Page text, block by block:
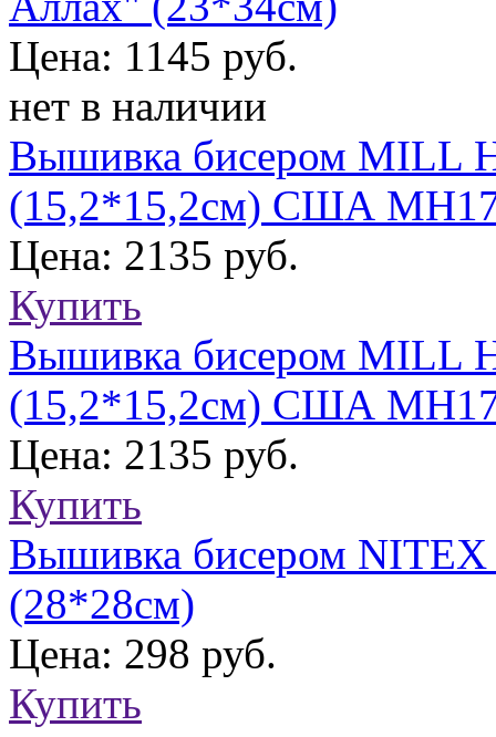
Цена: 1145 руб.
нет в наличии
Вышивка бисером MILL
(15,2*15,2см) США
Цена: 2135 руб.
Купить
Вышивка бисером MILL
(15,2*15,2см) США
Цена: 2135 руб.
Купить
Вышивка бисером
(28*28см)
Цена: 298 руб.
Купить